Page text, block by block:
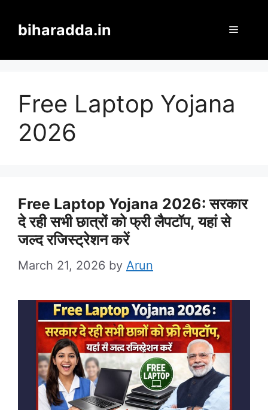
biharadda.in Menu
Free Laptop Yojana
2026
Free Laptop Yojana 2026: सरकार
दे रही सभी छात्रों को फ्री लैपटॉप, यहां से
जल्द रजिस्ट्रेशन करें
March 21, 2026 by Arun